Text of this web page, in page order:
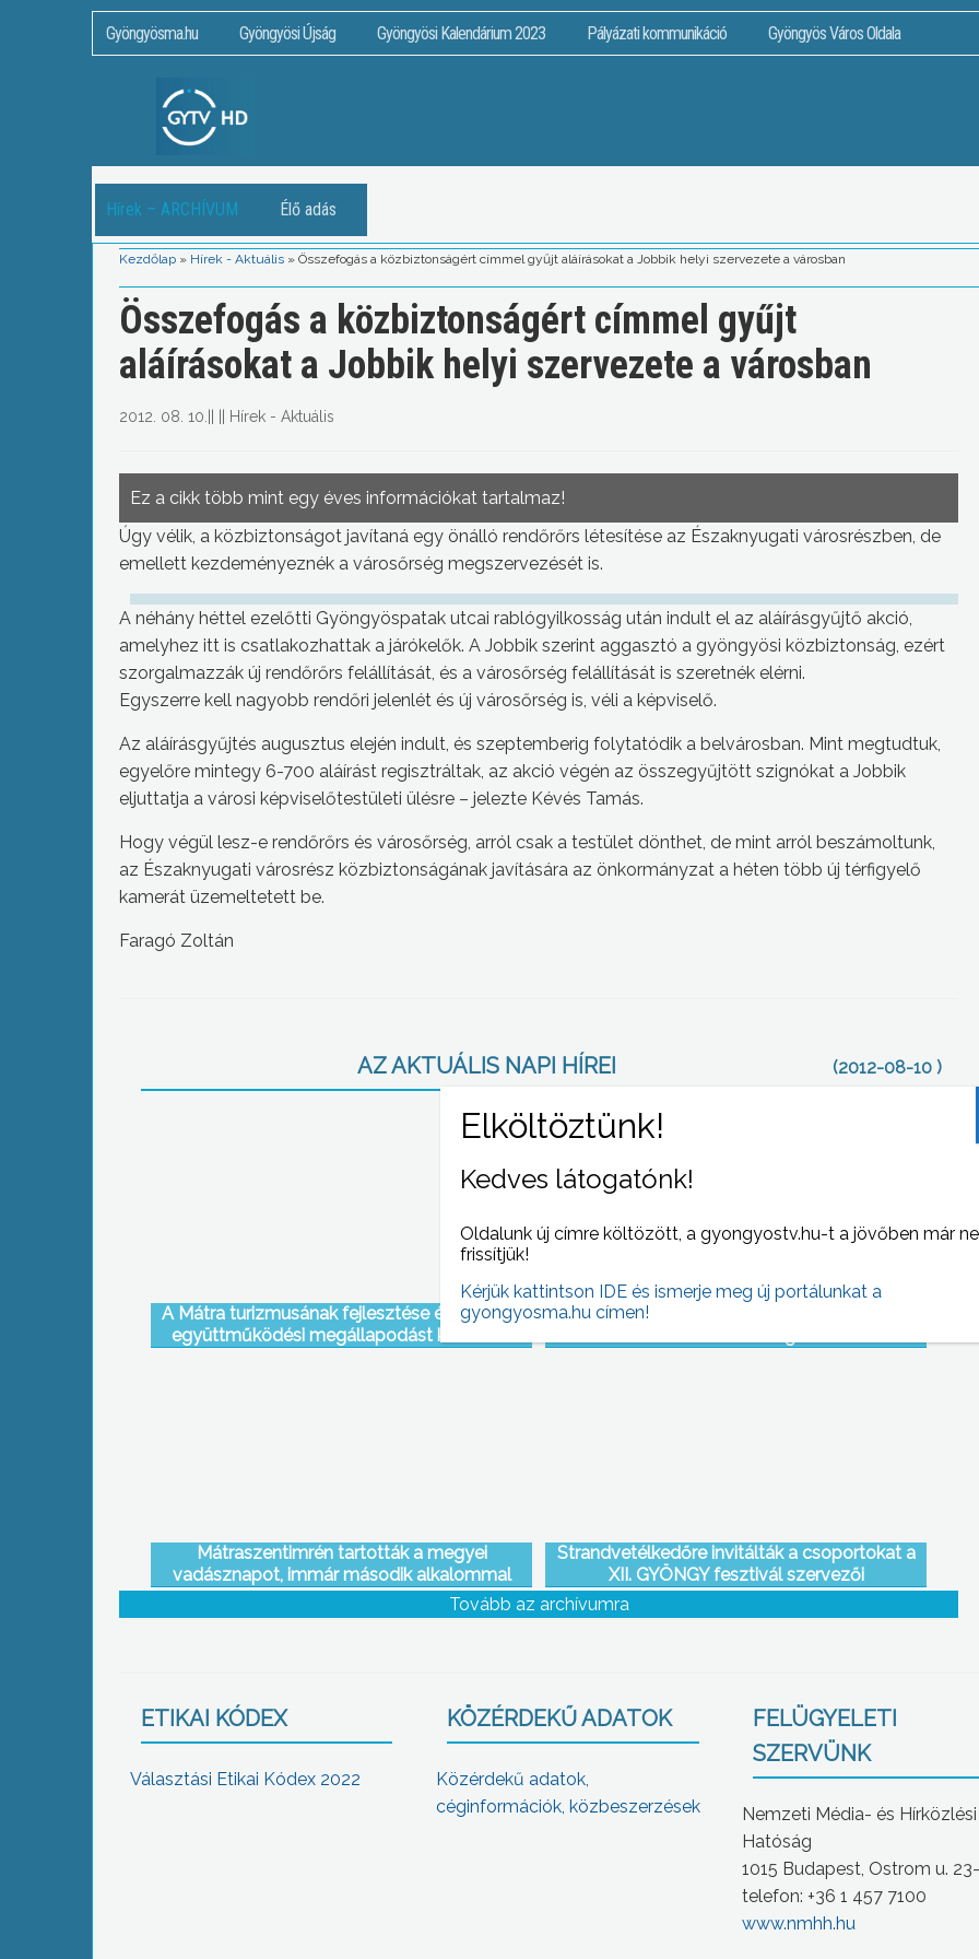
Gyöngyösma.hu Gyöngyösi Újság Gyöngyösi Kalendárium 2023 Pályázati kommunikáció Gyöngyös Város Oldala
Hírek – ARCHÍVUM Élő adás
Kezdőlap » Hírek - Aktuális » Összefogás a közbiztonságért címmel gyűjt aláírásokat a Jobbik helyi szervezete a városban
Összefogás a közbiztonságért címmel gyűjt
aláírásokat a Jobbik helyi szervezete a városban
2012. 08. 10. Hírek - Aktuális
Ez a cikk több mint egy éves információkat tartalmaz!
Úgy vélik, a közbiztonságot javítaná egy önálló rendőrőrs létesítése az Északnyugati városrészben, de
emellett kezdeményeznék a városőrség megszervezését is.
A néhány héttel ezelőtti Gyöngyöspatak utcai rablógyilkosság után indult el az aláírásgyűjtő akció,
amelyhez itt is csatlakozhattak a járókelők. A Jobbik szerint aggasztó a gyöngyösi közbiztonság, ezért
szorgalmazzák új rendőrőrs felállítását, és a városőrség felállítását is szeretnék elérni.
Egyszerre kell nagyobb rendőri jelenlét és új városőrség is, véli a képviselő.
Az aláírásgyűjtés augusztus elején indult, és szeptemberig folytatódik a belvárosban. Mint megtudtuk,
egyelőre mintegy 6-700 aláírást regisztráltak, az akció végén az összegyűjtött szignókat a Jobbik
eljuttatja a városi képviselőtestületi ülésre – jelezte Kévés Tamás.
Hogy végül lesz-e rendőrőrs és városőrség, arról csak a testület dönthet, de mint arról beszámoltunk,
az Északnyugati városrész közbiztonságának javítására az önkormányzat a héten több új térfigyelő
kamerát üzemeltetett be.
Faragó Zoltán
AZ AKTUÁLIS NAPI HÍREI (2012-08-10 )
A Mátra turizmusának fejlesztése érdekében,
együttműködési megállapodást kötött az
A tavalyi budapesti után idén második
Mátraszentimrén tartották a megyei
vadásznapot, immár második alkalommal
Strandvetélkedőre invitálták a csoportokat a
XII. GYÖNGY fesztivál szervezői
Tovább az archívumra
ETIKAI KÓDEX
Választási Etikai Kódex 2022
KÖZÉRDEKŰ ADATOK
Közérdekű adatok,
céginformációk, közbeszerzések
FELÜGYELETI
SZERVÜNK
Nemzeti Média- és Hírközlési
Hatóság
1015 Budapest, Ostrom u.
telefon: +36 1 457 7100
www.nmhh.hu
Kedves látogatónk!
Oldalunk új címre költözött, a gyongyostv.hu-t a jövőben már
frissítjük!
Kérjük kattintson IDE és ismerje meg új portálunkat a
gyongyosma.hu címen!